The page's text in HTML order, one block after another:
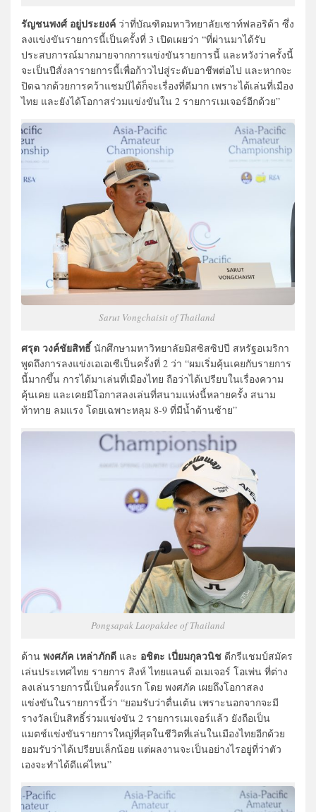
รัญชนพงศ์ อยู่ประยงค์ ว่าที่บัณฑิตมหาวิทยาลัยเซาท์ฟลอริด้า ซึ่ง
ลงแข่งขันรายการนี้เป็นครั้งที่ 3 เปิดเผยว่า “ที่ผ่านมาได้รับ
ประสบการณ์มากมายจากการแข่งขันรายการนี้ และหวังว่าครั้งนี้
จะเป็นปีสั่งลารายการนี้เพื่อก้าวไปสู่ระดับอาชีพต่อไป และหากจะ
ปิดฉากด้วยการคว้าแชมป์ได้ก็จะเรื่องที่ดีมาก เพราะได้เล่นที่เมือง
ไทย และยังได้โอกาสร่วมแข่งขันใน 2 รายการเมเจอร์อีกด้วย”
Sarut Vongchaisit of Thailand
ศรุต วงค์ชัยสิทธิ์ นักศึกษามหาวิทยาลัยมิสซิสซิปปี สหรัฐอเมริกา
พูดถึงการลงแข่งเอเอเซีเป็นครั้งที่ 2 ว่า “ผมเริ่มคุ้นเคยกับรายการ
นี้มากขึ้น การได้มาเล่นที่เมืองไทย ถือว่าได้เปรียบในเรื่องความ
คุ้นเคย และเคยมีโอกาสลงเล่นที่สนามแห่งนี้หลายครั้ง สนาม
ท้าทาย ลมแรง โดยเฉพาะหลุม 8-9 ที่มีน้ำด้านซ้าย”
Pongsapak Laopakdee of Thailand
ด้าน พงศภัค เหล่าภักดี และ อชิตะ เปี่ยมกุลวนิช ดีกรีแชมป์สมัคร
เล่นประเทศไทย รายการ สิงห์ ไทยแลนด์ อเมเจอร์ โอเพ่น ที่ต่าง
ลงเล่นรายการนี้เป็นครั้งแรก โดย พงศภัค เผยถึงโอกาสลง
แข่งขันในรายการนี้ว่า “ยอมรับว่าตื่นเต้น เพราะนอกจากจะมี
รางวัลเป็นสิทธิ์ร่วมแข่งขัน 2 รายการเมเจอร์แล้ว ยังถือเป็น
แมตช์แข่งขันรายการใหญ่ที่สุดในชีวิตที่เล่นในเมืองไทยอีกด้วย
ยอมรับว่าได้เปรียบเล็กน้อย แต่ผลงานจะเป็นอย่างไรอยู่ที่ว่าตัว
เองจะทำได้ดีแค่ไหน”